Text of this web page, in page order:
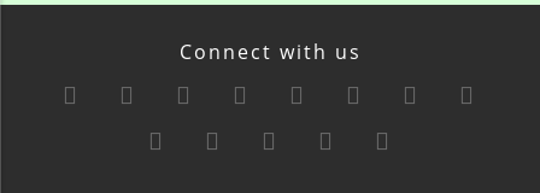
Connect with us